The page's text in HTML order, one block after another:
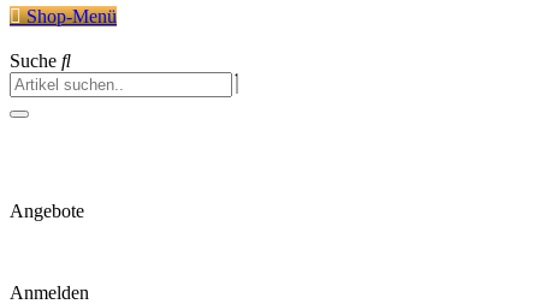
Shop-Menü
Suche
Angebote
Anmelden